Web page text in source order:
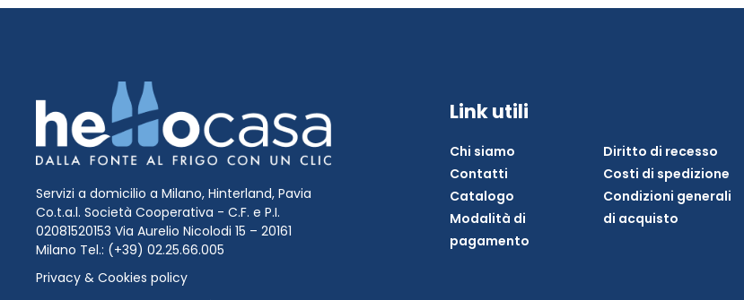
Servizi a domicilio a Milano, Hinterland, Pavia
Co.t.a.l. Società Cooperativa - C.F. e P.I.
02081520153 Via Aurelio Nicolodi 15 – 20161
Milano Tel.: (+39) 02.25.66.005
Privacy & Cookies policy
Link utili
Chi siamo
Contatti
Catalogo
Modalità di
pagamento
Diritto di recesso
Costi di spedizione
Condizioni generali
di acquisto